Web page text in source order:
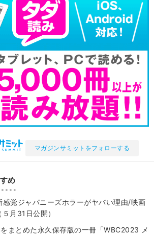
マガジンサミットをフォローする
め
感覚ジャパニーズホラーがヤバい理由/映画
月31日公開）
まとめた永久保存版の一冊「WBC2023 メ